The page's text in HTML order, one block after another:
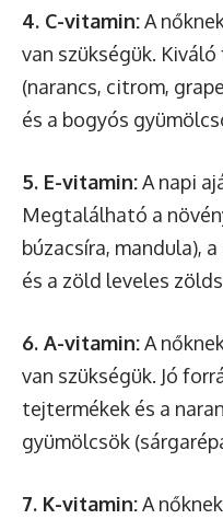
4. C-vitamin:A
van szükségük.
(narancs, citrom,
és a bogyós
5. E-vitamin:A napi
Megtalálható a
búzacsíra, mandula),
és a zöld leveles
6. A-vitamin:A
van szükségük. Jó
tejtermékek és a
gyümölcsök
7. K-vitamin:A